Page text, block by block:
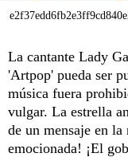
La cantante Lady
'Artpop' pueda ser
música fuera
vulgar. La estrella
de un mensaje en
emocionada! ¡El